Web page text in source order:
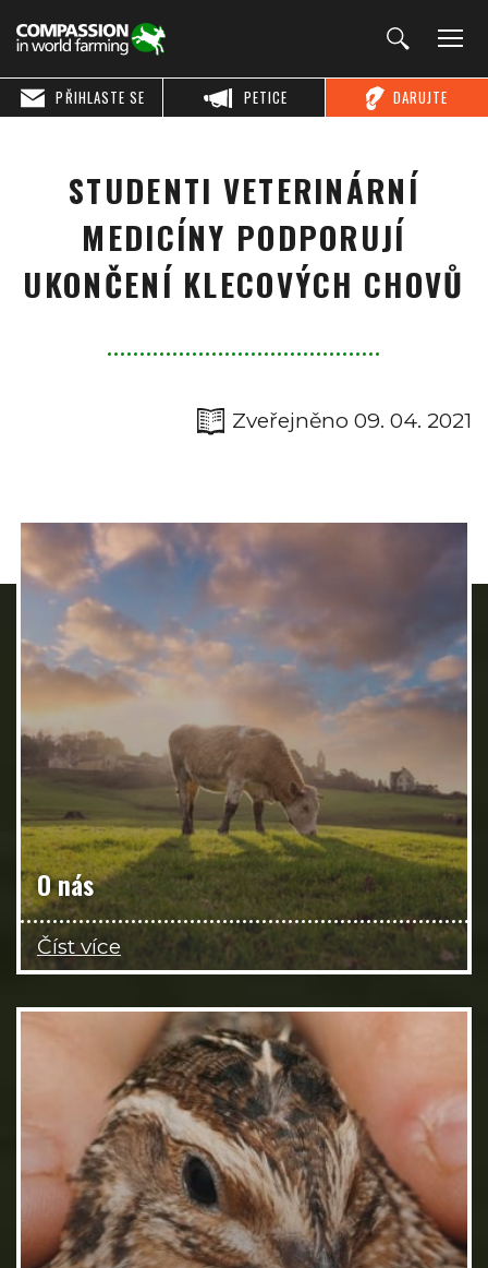
DARUJTE
PETICE
PŘIHLASTE SE
STUDENTI VETERINÁRNÍ
MEDICÍNY PODPORUJÍ
UKONČENÍ KLECOVÝCH CHOVŮ
Zveřejněno 09. 04. 2021
O nás
Číst více